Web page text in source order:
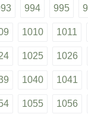
994 995
1010 1011
1025 1026
1040 1041
1055 1056